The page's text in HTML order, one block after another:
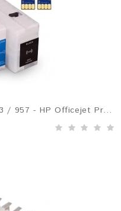
Tinteiros recarregáveis p/ HP 953 / 957 - HP Officejet Pro 8210, 8710, 8720, 7720, 7730, 7740, etc.